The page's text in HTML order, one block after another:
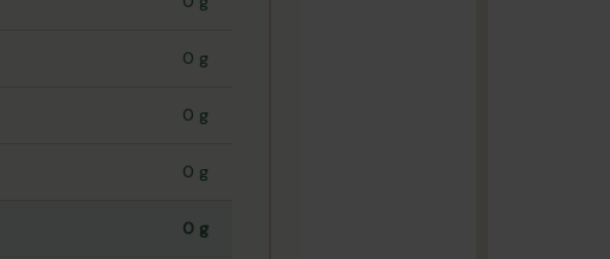
0 g
0 g
0 g
0 g